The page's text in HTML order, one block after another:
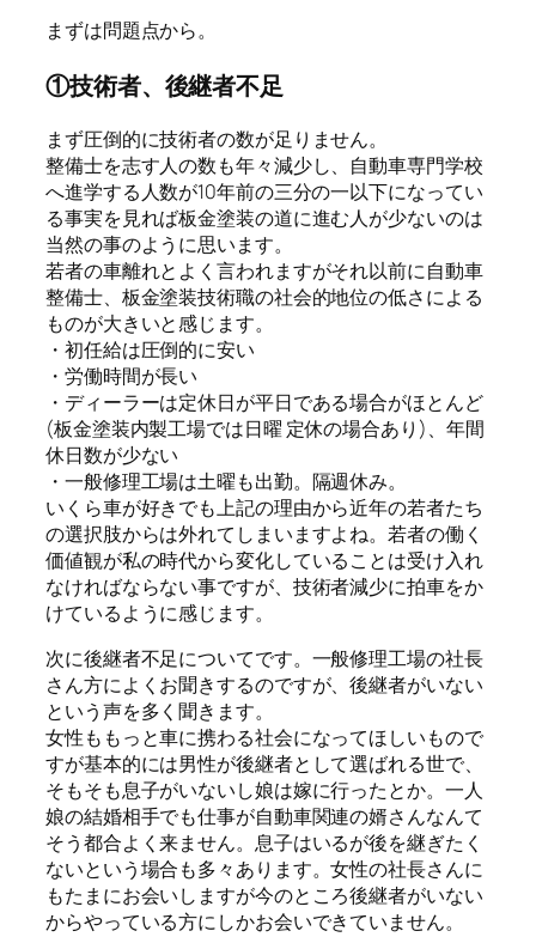
まずは問題点から。
①技術者、後継者不足
まず圧倒的に技術者の数が足りません。
整備士を志す人の数も年々減少し、自動車専門学校
へ進学する人数が10年前の三分の一以下になってい
る事実を見れば板金塗装の道に進む人が少ないのは
当然の事のように思います。
若者の車離れとよく言われますがそれ以前に自動車
整備士、板金塗装技術職の社会的地位の低さによる
ものが大きいと感じます。
・初任給は圧倒的に安い
・労働時間が長い
・ディーラーは定休日が平日である場合がほとんど
(板金塗装内製工場では日曜 定休の場合あり)、年間
休日数が少ない
・一般修理工場は土曜も出勤。隔週休み。
いくら車が好きでも上記の理由から近年の若者たち
の選択肢からは外れてしまいますよね。若者の働く
価値観が私の時代から変化していることは受け入れ
なければならない事ですが、技術者減少に拍車をか
けているように感じます。
次に後継者不足についてです。一般修理工場の社長
さん方によくお聞きするのですが、後継者がいない
という声を多く聞きます。
女性ももっと車に携わる社会になってほしいもので
すが基本的には男性が後継者として選ばれる世で、
そもそも息子がいないし娘は嫁に行ったとか。一人
娘の結婚相手でも仕事が自動車関連の婿さんなんて
そう都合よく来ません。息子はいるが後を継ぎたく
ないという場合も多々あります。女性の社長さんに
もたまにお会いしますが今のところ後継者がいない
からやっている方にしかお会いできていません。